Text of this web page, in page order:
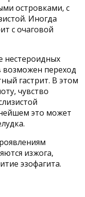
островками, с
Иногда
с очаговой
нестероидных
возможен переход
гастрит. В этом
чувство
это может
изжога,
эзофагита.